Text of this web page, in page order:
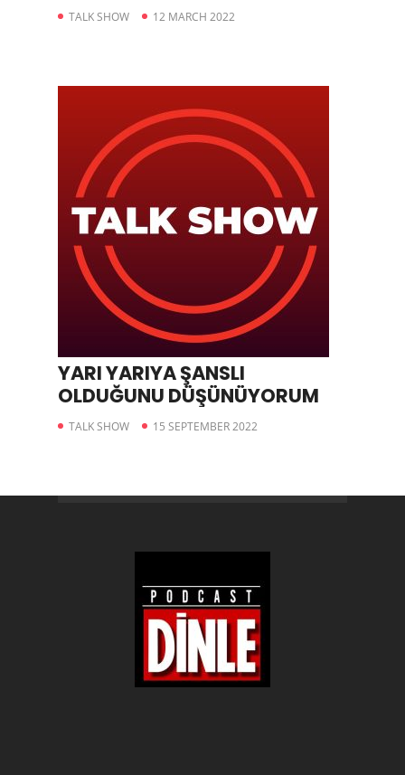
TALK SHOW 12 MARCH 2022
YARI YARIYA ŞANSLI
OLDUĞUNU DÜŞÜNÜYORUM
TALK SHOW 15 SEPTEMBER 2022